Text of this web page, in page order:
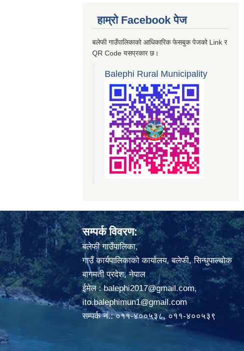
हाम्रो Facebook पेज
बलेफी गाउँपालिकाको आधिकारिक फेसबुक पेजको Link र
QR Code यसप्रकार छ।
Balephi Rural Municipality
सम्पर्क विवरण:
बलेफी गाउँपालिका,
गाउँ कार्यपालिकाको कार्यालय, बलेफी, सिन्धुपाल्चोक
बागमती प्रदेश, नेपाल
ईमेल :balephi2017@gmail.com,
ito.balephimun1@gmail.com
सम्पर्क नं.: ०११-४००५३८, ०११-४००५३९